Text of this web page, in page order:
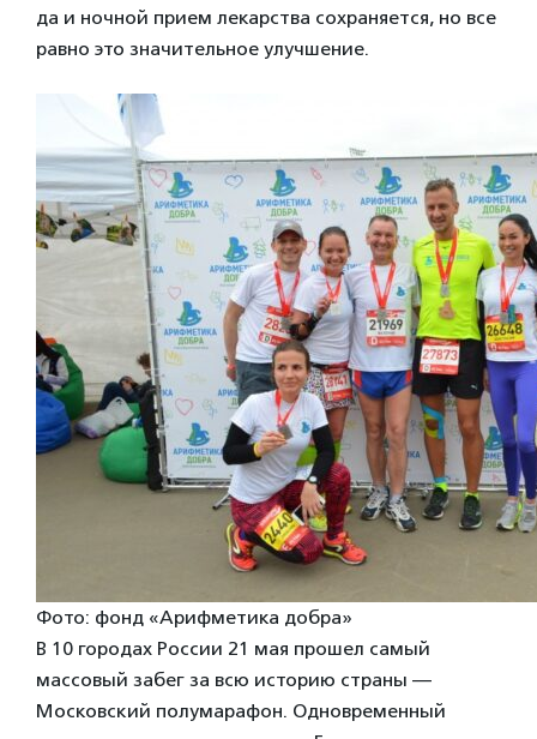
да и ночной прием лекарства сохраняется, но все
равно это значительное улучшение.
Фото: фонд «Арифметика добра»
В 10 городах России 21 мая прошел самый
массовый забег за всю историю страны —
Московский полумарафон. Одновременный